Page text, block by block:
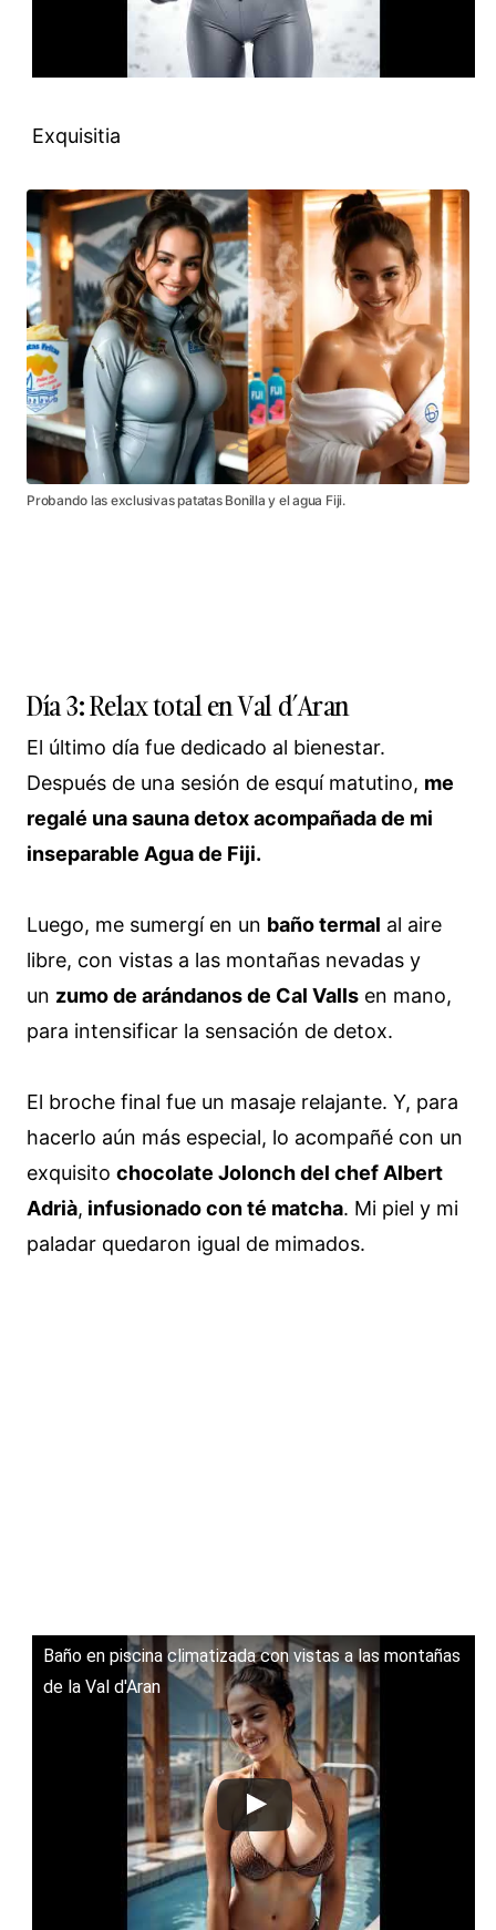
Exquisitia
Probando las exclusivas patatas Bonilla y el agua Fiji.
Día 3: Relax total en Val d’Aran
El último día fue dedicado al bienestar.
Después de una sesión de esquí matutino, me
regalé una sauna detox acompañada de mi
inseparable Agua de Fiji.
Luego, me sumergí en un baño termal al aire
libre, con vistas a las montañas nevadas y
un zumo de arándanos de Cal Valls en mano,
para intensificar la sensación de detox.
El broche final fue un masaje relajante. Y, para
hacerlo aún más especial, lo acompañé con un
exquisito chocolate Jolonch del chef Albert
Adrià, infusionado con té matcha. Mi piel y mi
paladar quedaron igual de mimados.
Baño en piscina climatizada con vistas a las montañas
de la Val d'Aran